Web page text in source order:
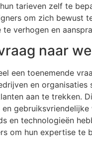
tarieven zelf te
om zich bewust
te verhogen en
naar
een toenemende
en
aan te trekken.
en technologieën
om hun expertise te